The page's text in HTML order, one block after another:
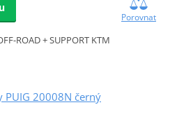
Porovnat
ROAD + SUPPORT KTM
PUIG 20008N černý